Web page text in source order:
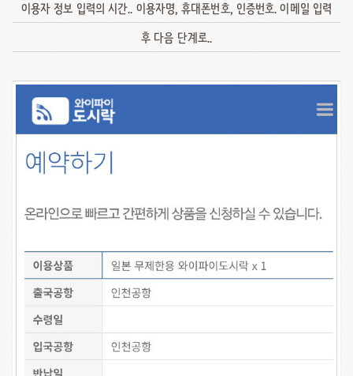
이용자 정보 입력의 시간.. 이용자명, 휴대폰번호, 인증번호. 이메일 입력
후 다음 단계로..